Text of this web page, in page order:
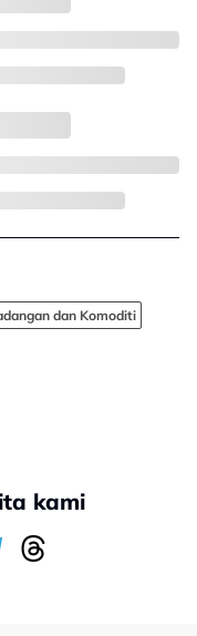
dan Komoditi
kami